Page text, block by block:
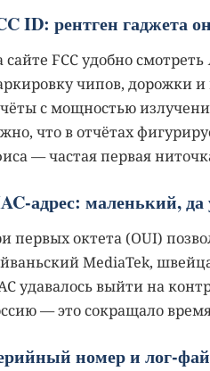
ID: рентген гаджета
сайте FCC удобно смотреть
чипов, дорожки
с мощностью
что в отчётах
— частая первая
адрес: маленький, да
первых октета (OUI)
MediaTek,
удавалось выйти на
— это сокращало
номер и лог-